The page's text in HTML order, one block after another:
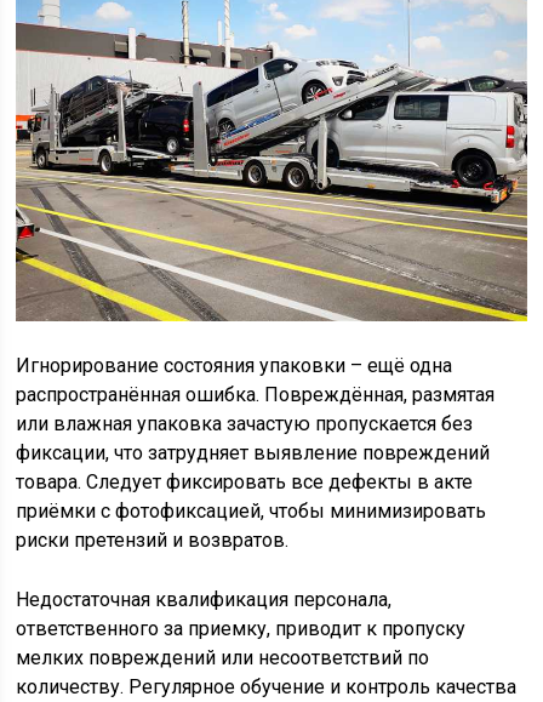
Игнорирование состояния упаковки – ещё одна
распространённая ошибка. Повреждённая, размятая
или влажная упаковка зачастую пропускается без
фиксации, что затрудняет выявление повреждений
товара. Следует фиксировать все дефекты в акте
приёмки с фотофиксацией, чтобы минимизировать
риски претензий и возвратов.
Недостаточная квалификация персонала,
ответственного за приемку, приводит к пропуску
мелких повреждений или несоответствий по
количеству. Регулярное обучение и контроль качества